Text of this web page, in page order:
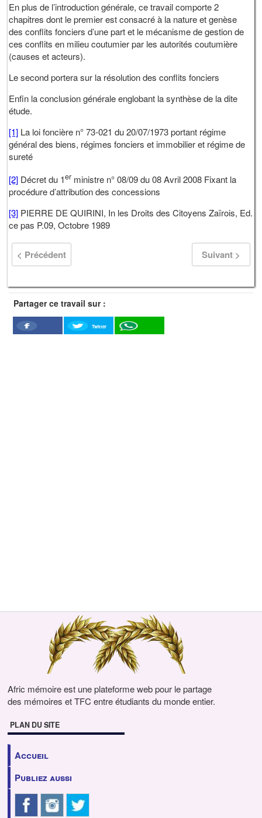
En plus de l’introduction générale, ce travail comporte 2
chapitres dont le premier est consacré à la nature et genèse
des conflits fonciers d’une part et le mécanisme de gestion de
ces conflits en milieu coutumier par les autorités coutumière
(causes et acteurs).
Le second portera sur la résolution des conflits fonciers
Enfin la conclusion générale englobant la synthèse de la dite
étude.
[1] La loi foncière n° 73-021 du 20/07/1973 portant régime
général des biens, régimes fonciers et immobilier et régime de
sureté
[2] Décret du 1er ministre n° 08/09 du 08 Avril 2008 Fixant la
procédure d’attribution des concessions
[3] PIERRE DE QUIRINI, In les Droits des Citoyens Zaïrois, Ed.
ce pas P.09, Octobre 1989
< Précédent Suivant >
Partager ce travail sur :
Twitter
Afric mémoire est une plateforme web pour le partage
des mémoires et TFC entre étudiants du monde entier.
PLAN DU SITE
Accueil
Publiez aussi